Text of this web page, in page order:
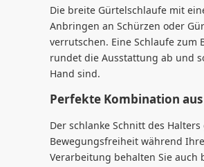
Die breite Gürtelschlaufe mit
Anbringen an Schürzen oder
verrutschen. Eine Schlaufe zum
rundet die Ausstattung ab und
Hand sind.
Perfekte Kombination
Der schlanke Schnitt des
Bewegungsfreiheit während
Verarbeitung behalten Sie